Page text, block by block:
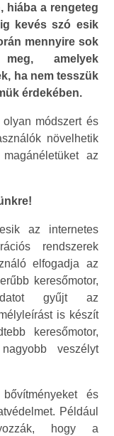
hiába a rengeteg
kevés szó esik
mennyire sok
amelyek
ha nem tesszük
érdekében.
módszert és
növelhetik
az
az internetes
rendszerek
elfogadja az
keresőmotor,
gyűjt az
is készít
keresőmotor,
veszélyt
és
Például
hogy a